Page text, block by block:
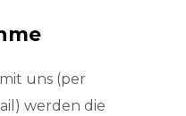
uns (per
werden die